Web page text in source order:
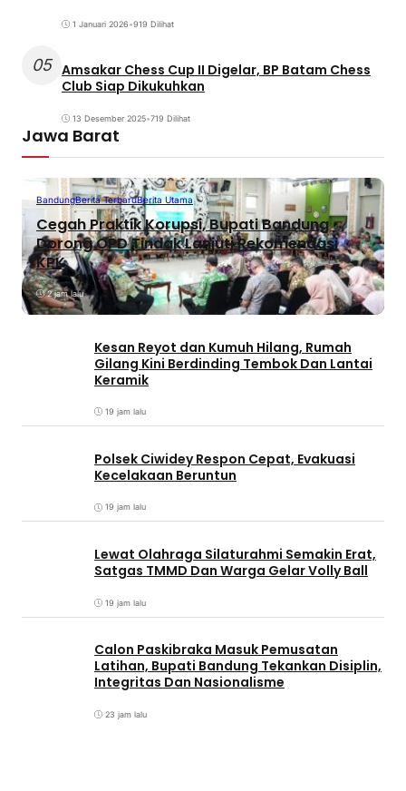
1 Januari 2026•919 Dilihat
05 Amsakar Chess Cup II Digelar, BP Batam Chess
Club Siap Dikukuhkan
13 Desember 2025•719 Dilihat
Jawa Barat
BandungBerita TerbaruBerita Utama
Cegah Praktik Korupsi, Bupati Bandung
Dorong OPD Tindak Lanjuti Rekomendasi
KPK
2 jam lalu
Kesan Reyot dan Kumuh Hilang, Rumah
Gilang Kini Berdinding Tembok Dan Lantai
Keramik
19 jam lalu
Polsek Ciwidey Respon Cepat, Evakuasi
Kecelakaan Beruntun
19 jam lalu
Lewat Olahraga Silaturahmi Semakin Erat,
Satgas TMMD Dan Warga Gelar Volly Ball
19 jam lalu
Calon Paskibraka Masuk Pemusatan
Latihan, Bupati Bandung Tekankan Disiplin,
Integritas Dan Nasionalisme
23 jam lalu